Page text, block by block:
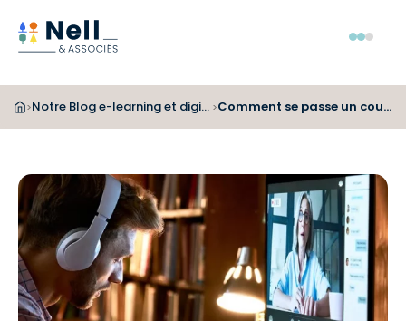
Aller au pied de page
Aller au menu
Aller au contenu
> Notre Blog e-learning et digital learning > Comment se passe un cours COOC ?